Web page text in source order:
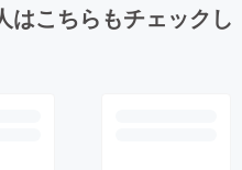
はこちらもチェックし